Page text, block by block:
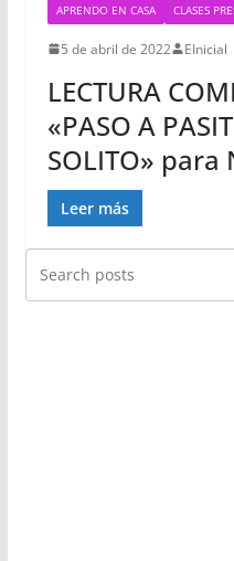
APRENDO EN CASA CLASES
5 de abril de 2022 EInicial
LECTURA
«PASO A
SOLITO» para
Leer más